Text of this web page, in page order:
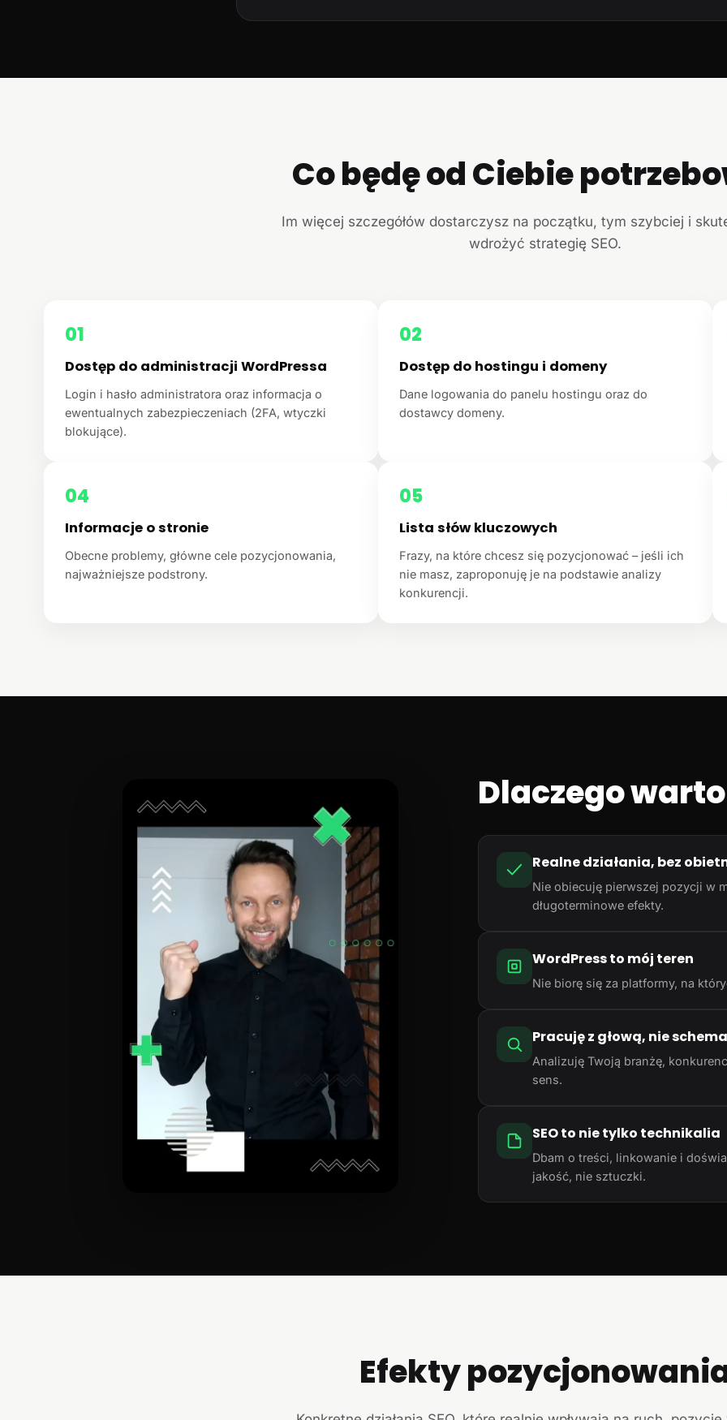
Co będę od Ciebie
Im więcej szczegółów dostarczysz na początku, tym szybciej i
wdrożyć strategię SEO.
01
Dostęp do administracji WordPressa
Login i hasło administratora oraz informacja o
ewentualnych zabezpieczeniach (2FA, wtyczki
blokujące).
02
Dostęp do hostingu i domeny
Dane logowania do panelu hostingu oraz do
dostawcy domeny.
04
Informacje o stronie
Obecne problemy, główne cele pozycjonowania,
najważniejsze podstrony.
05
Lista słów kluczowych
Frazy, na które chcesz się pozycjonować – jeśli ich
nie masz, zaproponuję je na podstawie analizy
konkurencji.
Dlaczego
Realne działania, bez
Nie obiecuję pierwszej pozycji w
długoterminowe efekty.
WordPress to mój teren
Nie biorę się za platformy, na
Pracuję z głową, nie
Analizuję Twoją branżę,
sens.
SEO to nie tylko technikalia
Dbam o treści, linkowanie i
jakość, nie sztuczki.
Efekty